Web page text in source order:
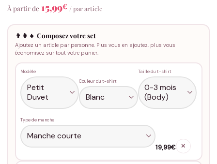
À partir de 15,99€ / par article
👨‍👩‍👧 Composez votre set
Ajoutez un article par personne. Plus vous en ajoutez, plus vous
économisez sur tout votre panier.
Modèle
Couleur du t-shirt
Taille du t-shirt
Type de manche
19,99€ ✕